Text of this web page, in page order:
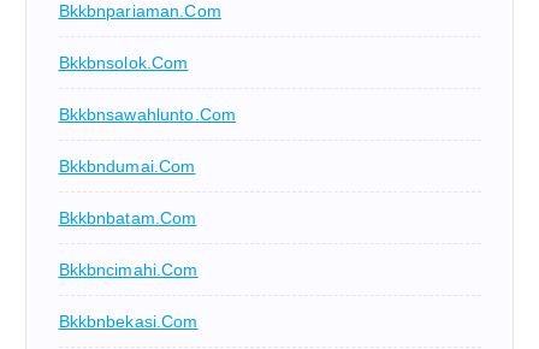
Bkkbnpariaman.com
Bkkbnsolok.com
Bkkbnsawahlunto.com
Bkkbndumai.com
Bkkbnbatam.com
Bkkbncimahi.com
Bkkbnbekasi.com